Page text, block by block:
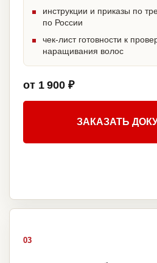
инструкции и приказы по
по России
чек-лист готовности к
наращивания волос
от 1 900 ₽
ЗАКАЗАТЬ
03